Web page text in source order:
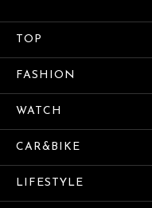
TOP
FASHION
WATCH
CAR&BIKE
LIFESTYLE